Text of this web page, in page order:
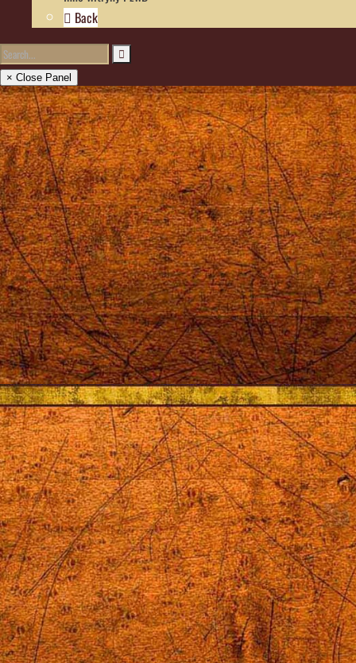
Back
× Close Panel